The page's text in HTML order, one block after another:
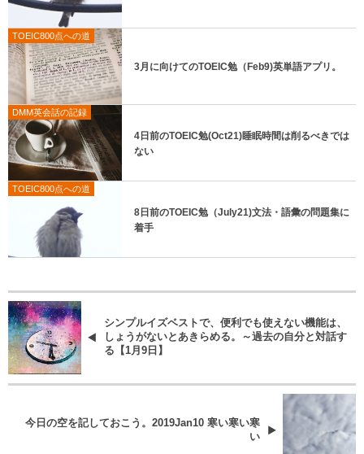
TOEIC800点への道
3月に向けてのTOEIC勉（Feb9)英単語アプリ。
DMM英会話の記録
4日前のTOEIC勉(Oct21)睡眠時間は削るべきでは
ない
TOEIC800点への道
8日前のTOEIC勉（July21)文法・語彙の問題集に
着手
シンプルイズベストで、便利でも使えない機能は、
しょうがないとあきらめる。～過去の自分と対話す
る【1月9日】
今日の空を記しておこう。2019Jan10 寒い寒い寒
い